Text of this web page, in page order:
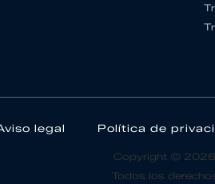
legal Política de
Copyright © 2026
Todos los